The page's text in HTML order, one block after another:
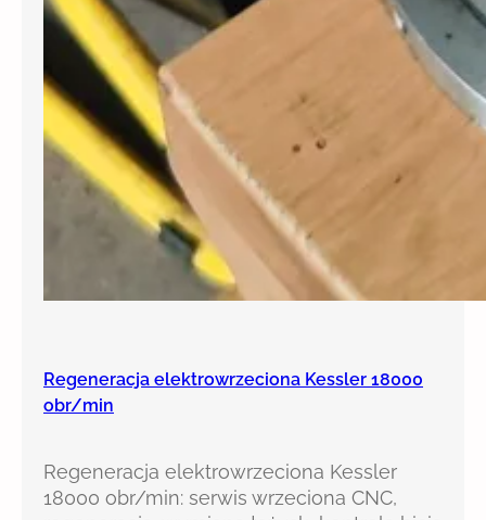
Regeneracja elektrowrzeciona Kessler 18000
obr/min
Regeneracja elektrowrzeciona Kessler
18000 obr/min: serwis wrzeciona CNC,